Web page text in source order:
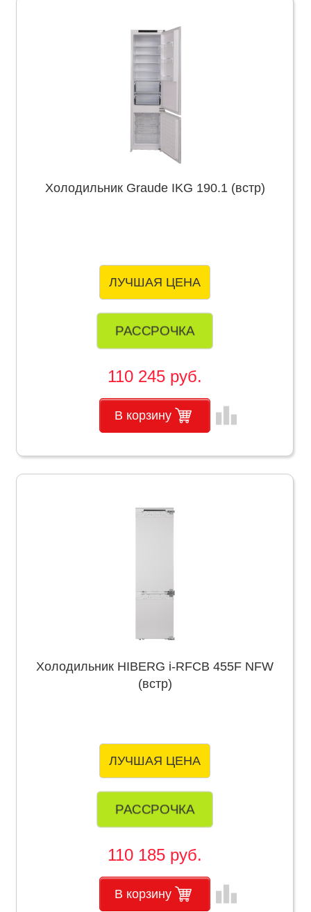
Холодильник Graude IKG 190.1 (встр)
ЛУЧШАЯ ЦЕНА
РАССРОЧКА
110 245 руб.
В корзину leaderboard
Холодильник HIBERG i-RFCB 455F NFW
(встр)
ЛУЧШАЯ ЦЕНА
РАССРОЧКА
110 185 руб.
В корзину leaderboard